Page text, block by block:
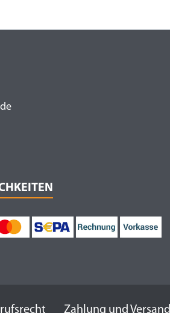
Zahlung und Versand